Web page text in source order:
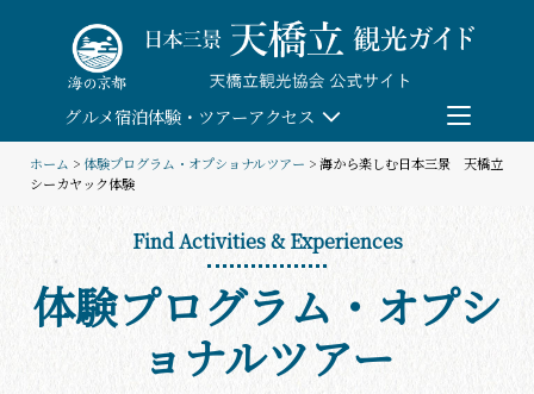
content
グルメ宿泊体験・ツアーアクセス
団体予約
教育/研修旅行
ホーム >体験プログラム・オプショナルツアー > 海から楽しむ日本三景 天橋立
シーカヤック体験
Find Activities & Experiences
体験プログラム・オプシ
ョナルツアー